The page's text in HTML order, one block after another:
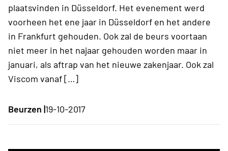
plaatsvinden in Düsseldorf. Het evenement werd
voorheen het ene jaar in Düsseldorf en het andere
in Frankfurt gehouden. Ook zal de beurs voortaan
niet meer in het najaar gehouden worden maar in
januari, als aftrap van het nieuwe zakenjaar. Ook zal
Viscom vanaf […]
Beurzen |19-10-2017